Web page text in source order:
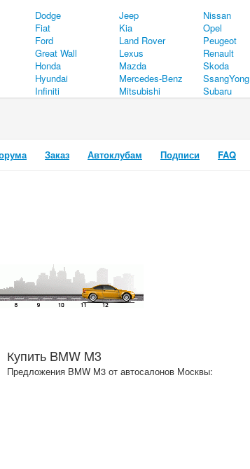
Dodge
Fiat
Ford
Great Wall
Honda
Hyundai
Infiniti
Jeep
Kia
Land Rover
Lexus
Mazda
Mercedes-Benz
Mitsubishi
Nissan
Opel
Peugeot
Renault
Skoda
SsangYong
Subaru
Заказ Автоклубам Подписи FAQ
Купить BMW M3
Предложения BMW M3 от автосалонов Москвы: